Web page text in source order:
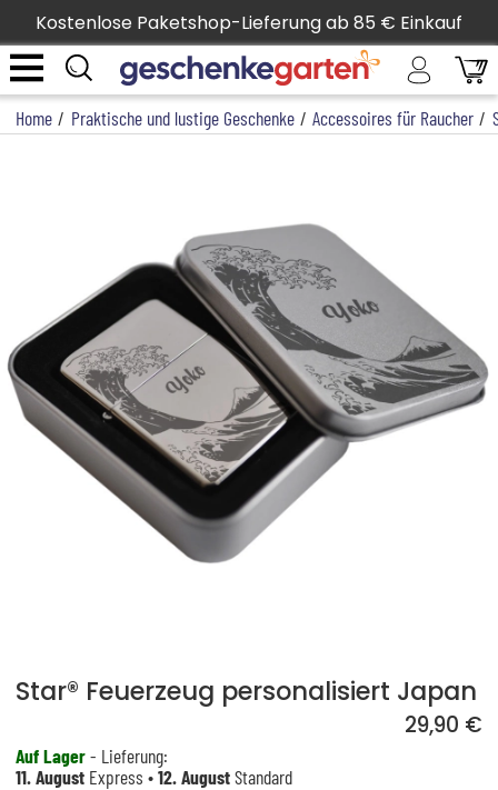
Kostenlose Paketshop-Lieferung ab 85 € Einkauf
Home / Praktische und lustige Geschenke / Accessoires für Raucher /
Star® Feuerzeug personalisiert Japan
29,90 €
Auf Lager- Lieferung:
11. August Express •12. AugustStandard